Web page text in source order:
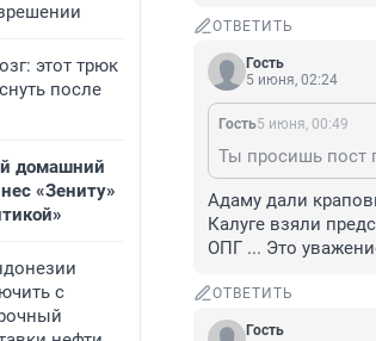
этот трюк
после
домашний
«Зениту»
с
ОТВЕТИТЬ
Гость
5 июня, 02:24
Гость5 июня, 00:49
Ты просишь пост
Адаму дали
Калуге взяли
ОПГ ... Это
ОТВЕТИТЬ
Гость